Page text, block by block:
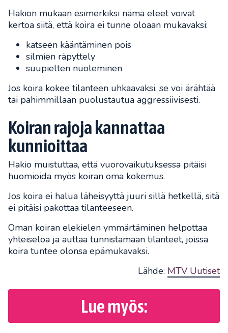
Hakion mukaan esimerkiksi nämä eleet voivat
kertoa siitä, että koira ei tunne oloaan mukavaksi:
katseen kääntäminen pois
silmien räpyttely
suupielten nuoleminen
Jos koira kokee tilanteen uhkaavaksi, se voi ärähtää
tai pahimmillaan puolustautua aggressiivisesti.
Koiran rajoja kannattaa
kunnioittaa
Hakio muistuttaa, että vuorovaikutuksessa pitäisi
huomioida myös koiran oma kokemus.
Jos koira ei halua läheisyyttä juuri sillä hetkellä, sitä
ei pitäisi pakottaa tilanteeseen.
Oman koiran elekielen ymmärtäminen helpottaa
yhteiseloa ja auttaa tunnistamaan tilanteet, joissa
koira tuntee olonsa epämukavaksi.
Lähde: MTV Uutiset
Lue myös: